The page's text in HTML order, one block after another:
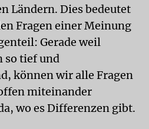
Ländern. Dies bedeutet
Fragen einer Meinung
Gerade weil
so tief und
können wir alle Fragen
miteinander
wo es Differenzen gibt.